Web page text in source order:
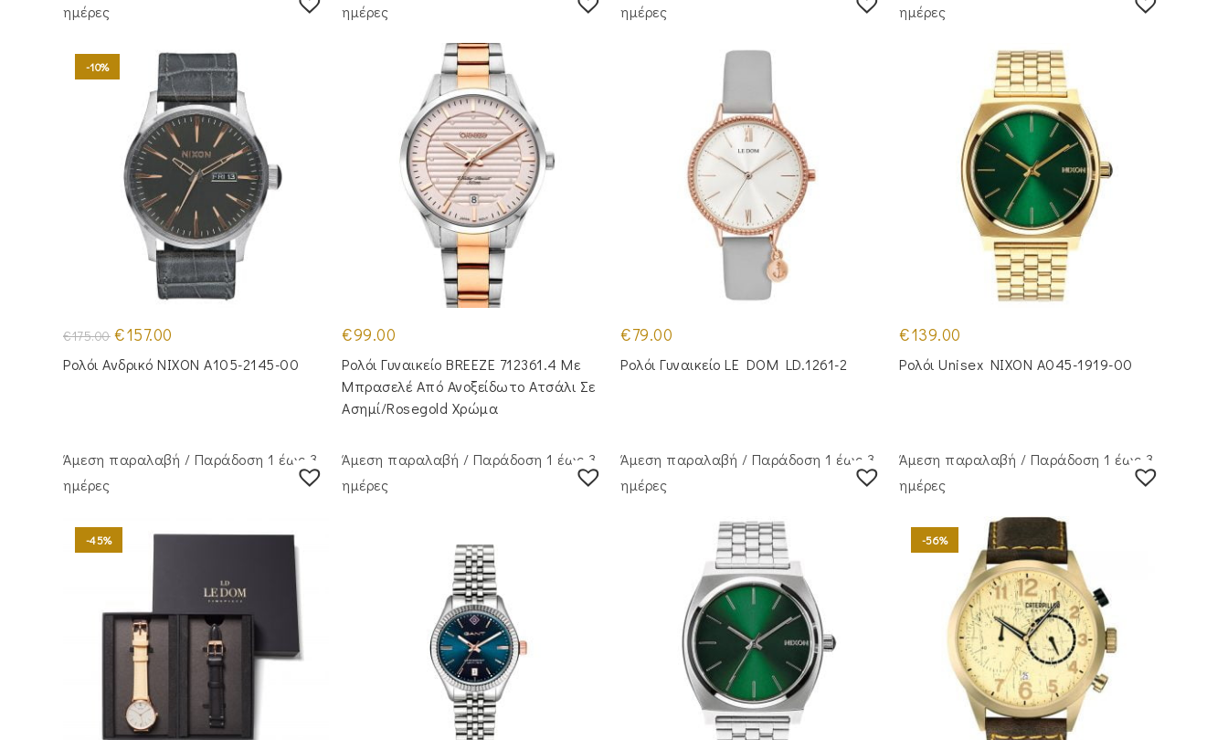
ημέρες
-10%
€175.00 Original
price
was:
€175.00.
€157.00
τιμή
είναι:
Ρολόι Ανδρικό NIXON A105-2145-00
ημέρες
€99.00
Ρολόι Γυναικείο BREEZE 712361.4 Με
Μπρασελέ Από Ανοξείδωτο Ατσάλι Σε
Ασημί/Rosegold Χρώμα
ημέρες
€79.00
Ρολόι Γυναικείο LE DOM LD.1261-2
ημέρες
€139.00
Ρολόι Unisex NIXON A045-1919-00
Άμεση παραλαβή / Παράδoση 1 έως 3
ημέρες
-45%
Άμεση παραλαβή / Παράδoση 1 έως 3
ημέρες
Άμεση παραλαβή / Παράδoση 1 έως 3
ημέρες
Άμεση παραλαβή / Παράδoση 1 έως 3
ημέρες
-56%